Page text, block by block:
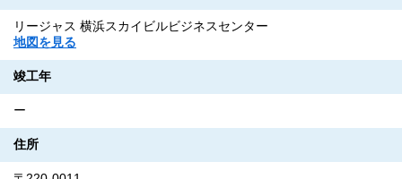
リージャス 横浜スカイビルビジネスセンター
地図を見る
竣工年
ー
住所